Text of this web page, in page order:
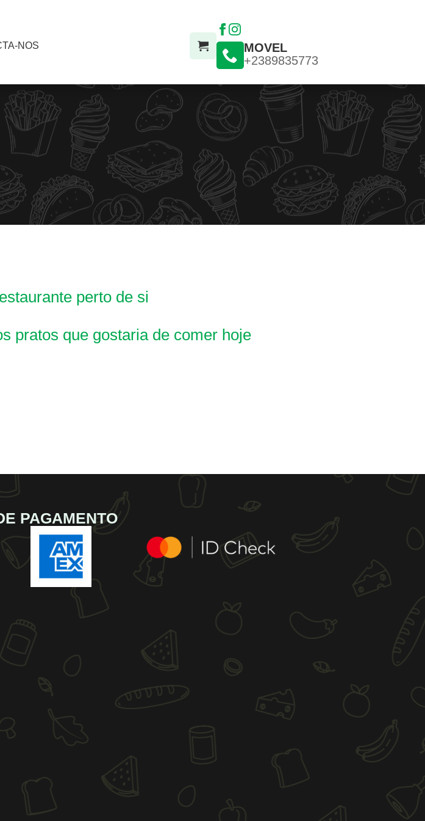
NOS
MOVEL
+2389835773
perto de si
pratos que gostaria de comer hoje
PAGAMENTO